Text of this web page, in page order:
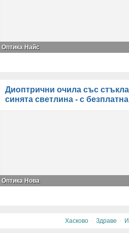
Оптика Найс
Диоптрични очила със
синята светлина - с
Оптика Нова
Хасково · Здраве ·